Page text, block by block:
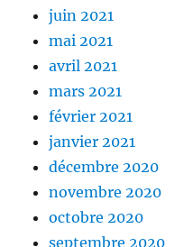
juin 2021
mai 2021
avril 2021
mars 2021
février 2021
janvier 2021
décembre 2020
novembre 2020
octobre 2020
septembre 2020